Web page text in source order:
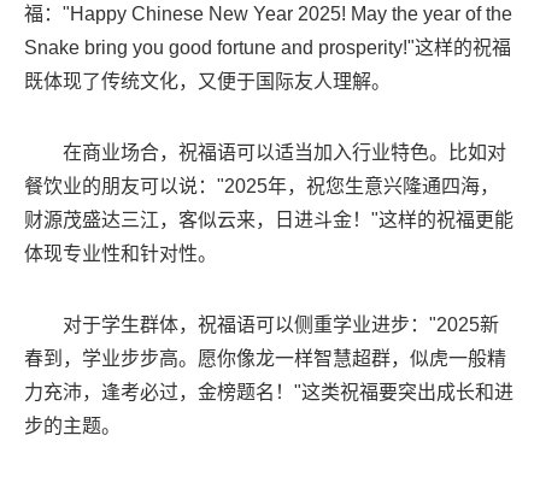
福："Happy Chinese New Year 2025! May the year of the
Snake bring you good fortune and prosperity!"这样的祝福
既体现了传统文化，又便于国际友人理解。
在商业场合，祝福语可以适当加入行业特色。比如对
餐饮业的朋友可以说："2025年，祝您生意兴隆通四海，
财源茂盛达三江，客似云来，日进斗金！"这样的祝福更能
体现专业性和针对性。
对于学生群体，祝福语可以侧重学业进步："2025新
春到，学业步步高。愿你像龙一样智慧超群，似虎一般精
力充沛，逢考必过，金榜题名！"这类祝福要突出成长和进
步的主题。